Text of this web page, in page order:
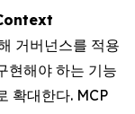
거버넌스를 적용
현해야 하는 기능
확대한다. MCP